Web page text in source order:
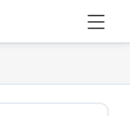
Menu
connexes